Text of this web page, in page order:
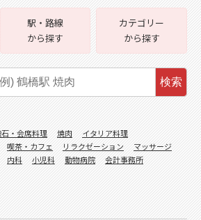
駅・路線
から探す
カテゴリー
から探す
検索
・会席料理 焼肉
イタリア料理
喫茶・カフェ リラクゼーション
マッサージ
内科 小児科 動物病院
会計事務所